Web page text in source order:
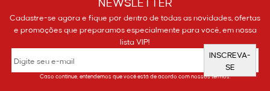
NEWSLETTER
Cadastre-se agora e fique por dentro de todas as novidades, ofertas
e promoções que preparamos especialmente para você, em nossa
lista VIP!
INSCREVA-
SE
Caso continue, entendemos que você está de acordo com nossos termos.